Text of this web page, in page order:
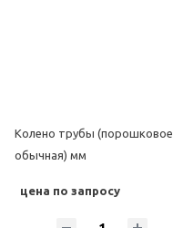
Колено трубы (порошковое,
обычная) мм
цена по запросу